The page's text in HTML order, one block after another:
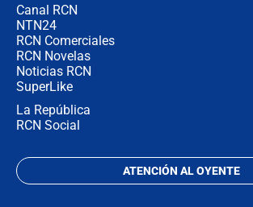
Canal RCN
NTN24
RCN Comerciales
RCN Novelas
Noticias RCN
SuperLike
La República
RCN Social
ATENCIÓN AL OYENTE